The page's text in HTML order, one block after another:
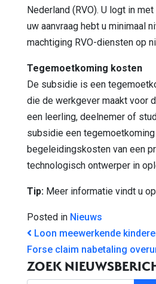
Nederland (RVO). U logt in
uw aanvraag hebt u minimaal
machtiging RVO-diensten op
Tegemoetkoming kosten
De subsidie is een
die de werkgever maakt voor
een leerling, deelnemer of
subsidie een
begeleidingskosten van een
technologisch ontwerper in
Tip: Meer informatie vindt u op
Posted in Nieuws
BERICHT
Loon meewerkende
Forse claim nabetaling
ZOEK